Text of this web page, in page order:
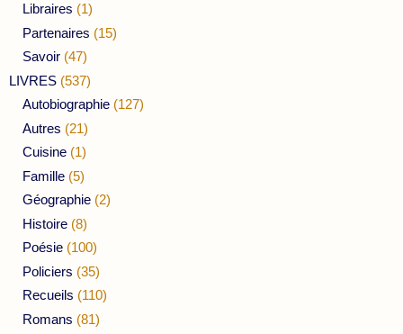
Libraires (1)
Partenaires (15)
Savoir (47)
LIVRES (537)
Autobiographie (127)
Autres (21)
Cuisine (1)
Famille (5)
Géographie (2)
Histoire (8)
Poésie (100)
Policiers (35)
Recueils (110)
Romans (81)